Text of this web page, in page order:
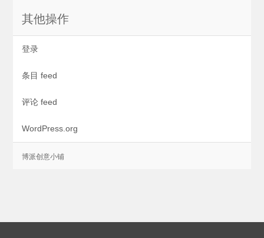
其他操作
登录
条目 feed
评论 feed
WordPress.org